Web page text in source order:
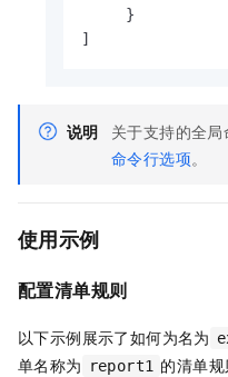
}
]
说明 关于支持的全
命令行选项。
使用示例
配置清单规则
以下示例展示了如何为名为
单名称为
report1 的清单规